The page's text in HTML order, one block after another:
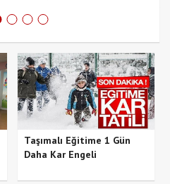
Taşımalı Eğitime 1 Gün
Daha Kar Engeli